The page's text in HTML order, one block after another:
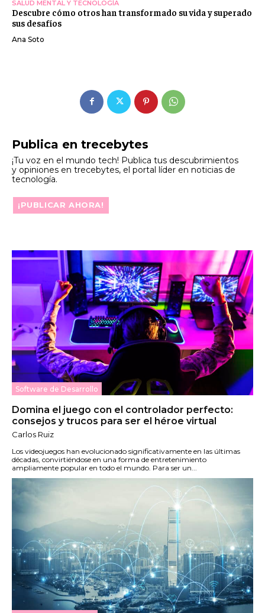
Publica en trecebytes
¡Tu voz en el mundo tech! Publica tus descubrimientos
y opiniones en trecebytes, el portal líder en noticias de
tecnología.
¡PUBLICAR AHORA!
Software de Desarrollo
Domina el juego con el controlador perfecto:
consejos y trucos para ser el héroe virtual
Carlos Ruiz
Los videojuegos han evolucionado significativamente en las últimas
décadas, convirtiéndose en una forma de entretenimiento
ampliamente popular en todo el mundo. Para ser un...
SALUD MENTAL Y TECNOLOGÍA
Descubre cómo otros han transformado su vida y superado
sus desafíos
Ana Soto